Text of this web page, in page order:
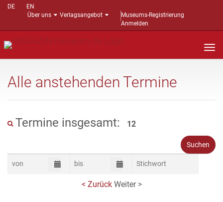
DE
EN
Über uns
Verlagsangebot
Museums-Registrierung
Anmelden
Alle anstehenden Termine
Termine insgesamt: 12
< Zurück Weiter >